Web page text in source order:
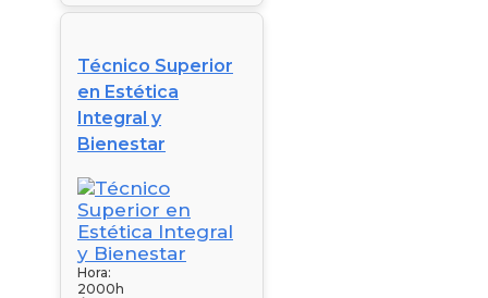
Técnico Superior
en Estética
Integral y
Bienestar
Hora:
2000h